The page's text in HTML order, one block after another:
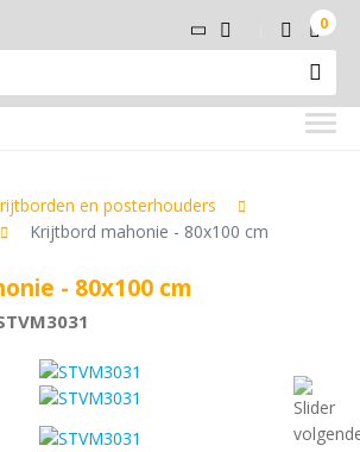
0
en posterhouders
Krijtbord mahonie - 80x100 cm
- 80x100 cm